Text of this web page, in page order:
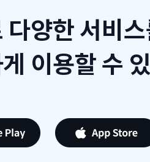
다양한 서비
이용할 수